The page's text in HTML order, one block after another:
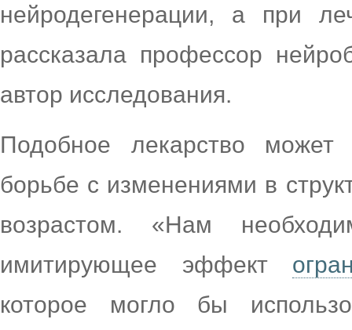
нейродегенерации, а при
рассказала профессор
автор исследования.
Подобное лекарство
борьбе с изменениями в
возрастом. «Нам
имитирующее эффект
которое могло бы